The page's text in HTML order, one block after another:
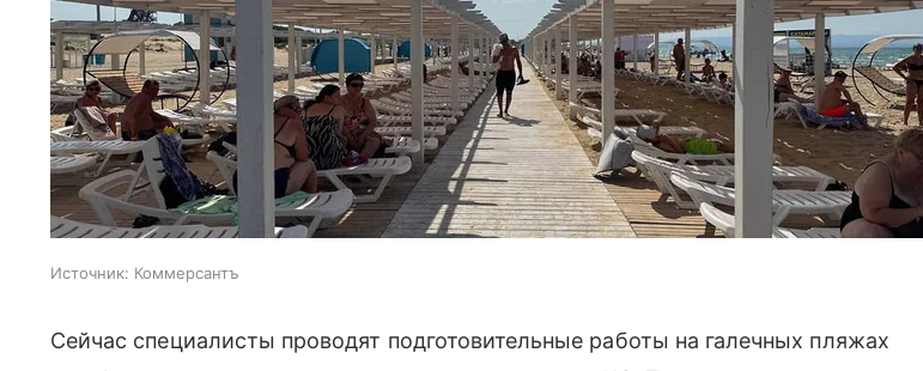
Источник: Коммерсантъ
Сейчас специалисты проводят подготовительные работы на галечных пляжах